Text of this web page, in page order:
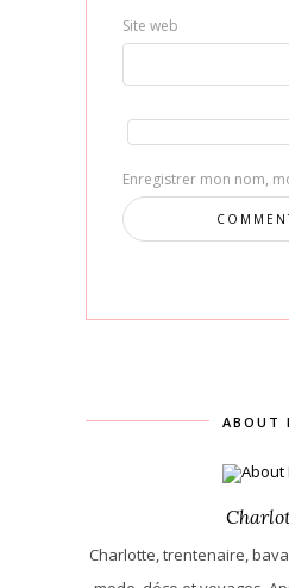
Site web
Enregistrer mon nom,
ABOUT
Charlotte, trentenaire,